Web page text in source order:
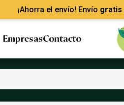
¡Ahorra el envío! Envío gratis
EmpresasContacto